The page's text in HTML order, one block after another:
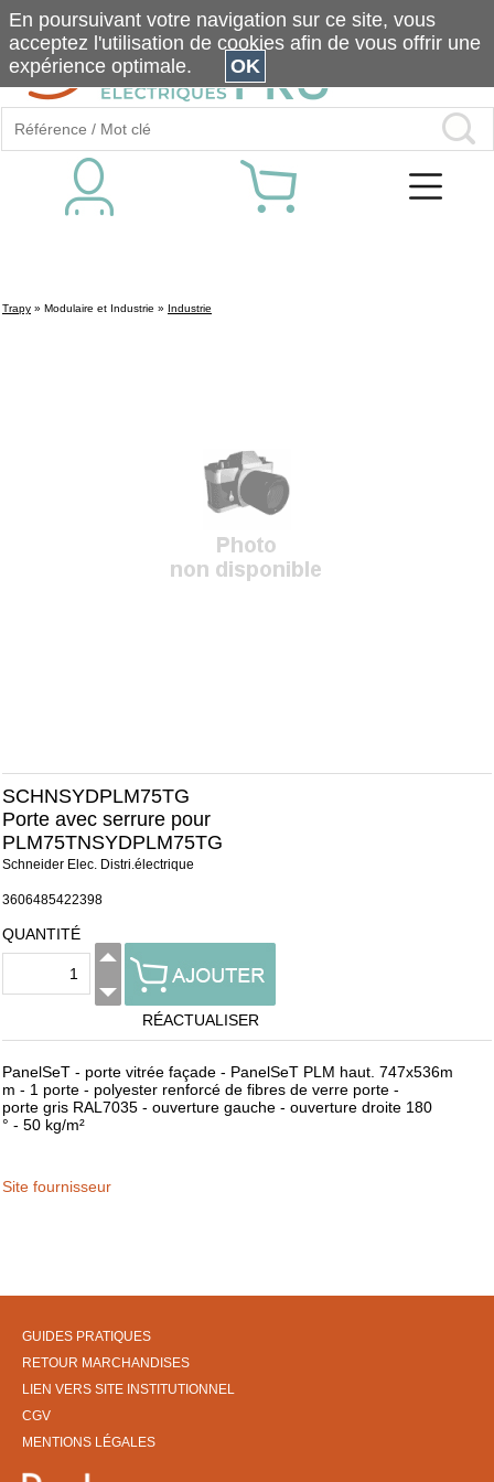
Trapy » Modulaire et Industrie » Industrie
SCHNSYDPLM75TG
Porte avec serrure pour
PLM75TNSYDPLM75TG
Schneider Elec. Distri.électrique
3606485422398
QUANTITÉ
RÉACTUALISER
PanelSeT - porte vitrée façade - PanelSeT PLM haut. 747x536m
m - 1 porte - polyester renforcé de fibres de verre porte -
porte gris RAL7035 - ouverture gauche - ouverture droite 180
° - 50 kg/m²
Site fournisseur
GUIDES PRATIQUES
RETOUR MARCHANDISES
LIEN VERS SITE INSTITUTIONNEL
CGV
MENTIONS LÉGALES
En poursuivant votre navigation sur ce site, vous
acceptez l'utilisation de cookies afin de vous offrir une
expérience optimale.
OK